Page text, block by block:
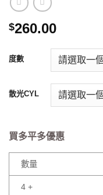
$260.00
度數
散光CYL
買多平多優惠
數量
4 +